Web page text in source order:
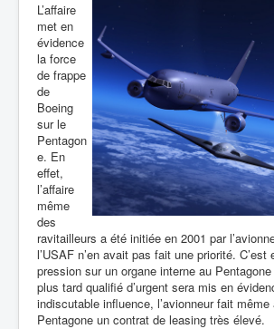
L’affaire
met en
évidence
la force
de frappe
de
Boeing
sur le
Pentagon
e. En
effet,
l’affaire
même
des
ravitailleurs a été initiée en 2001 par
l’USAF n’en avait pas fait une priorité. C’est
pression sur un organe interne au
plus tard qualifié d’urgent sera mis en
indiscutable influence, l’avionneur fait même
Pentagone un contrat de leasing très élevé.